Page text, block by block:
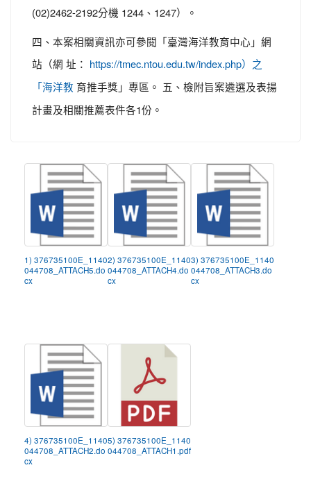
(02)2462-2192分機 1244、1247）。
四、本案相關資訊亦可參閱「臺灣海洋教育中心」網
站（網 址：
https://tmec.ntou.edu.tw/index.php）之
「海洋教 育推手獎」專區。 五、檢附旨案遴選及表揚
計畫及相關推薦表件各1份。
1) 376735100E_1140
044708_ATTACH5.do
cx
2) 376735100E_1140
044708_ATTACH4.do
cx
3) 376735100E_1140
044708_ATTACH3.do
cx
4) 376735100E_1140
044708_ATTACH2.do
cx
5) 376735100E_1140
044708_ATTACH1.pdf